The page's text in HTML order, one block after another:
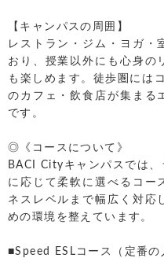
【キャンパスの周囲】
レストラン・ジム・ヨガ・
おり、授業以外にも心身の
も楽しめます。徒歩圏には
のカフェ・飲食店が集まる
です。
◎《コースについて》
BACI Cityキャンパスでは
に応じて柔軟に選べるコー
ネスレベルまで幅広く対応
めの環境を整えています。
■Speed ESLコース（定番の